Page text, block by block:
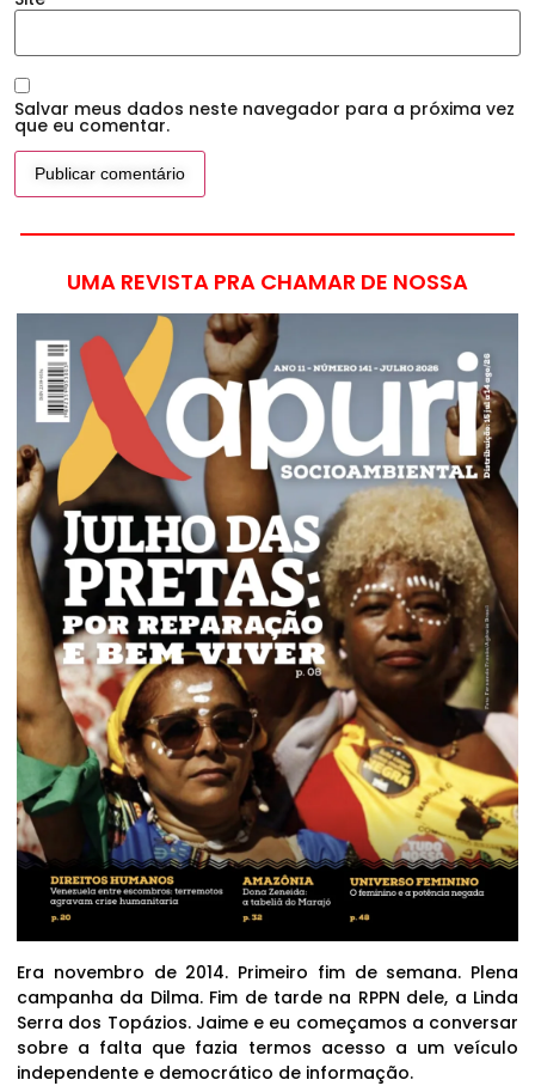
Salvar meus dados neste navegador para a próxima vez
que eu comentar.
UMA REVISTA PRA CHAMAR DE NOSSA
Era novembro de 2014. Primeiro fim de semana. Plena
campanha da Dilma. Fim de tarde na RPPN dele, a Linda
Serra dos Topázios. Jaime e eu começamos a conversar
sobre a falta que fazia termos acesso a um veículo
independente e democrático de informação.